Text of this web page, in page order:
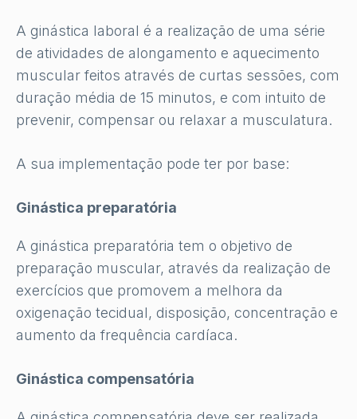
A ginástica laboral é a realização de uma série
de atividades de alongamento e aquecimento
muscular feitos através de curtas sessões, com
duração média de 15 minutos, e com intuito de
prevenir, compensar ou relaxar a musculatura.
A sua implementação pode ter por base:
Ginástica preparatória
A ginástica preparatória tem o objetivo de
preparação muscular, através da realização de
exercícios que promovem a melhora da
oxigenação tecidual, disposição, concentração e
aumento da frequência cardíaca.
Ginástica compensatória